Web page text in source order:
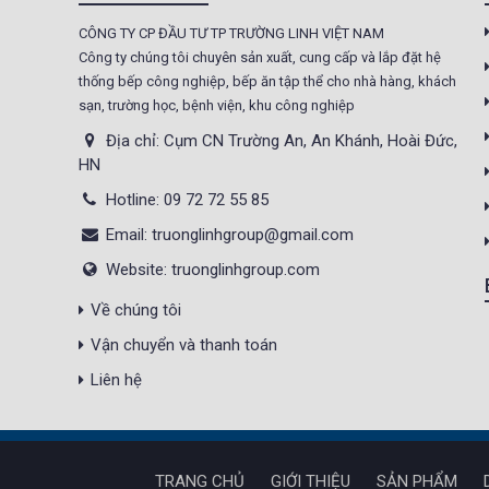
Tủ sấy công nghiệp
21.300.000 đ
20.500.000 đ
Không áp
dụng
Còn hàng
Nồi phở 30- 50- 70 Lít
Không áp
dụng
Còn hàng
GC1050
dụng
CÔNG TY CP ĐẦU TƯ TP TRƯỜNG LINH VIỆT NAM
Công ty chúng tôi chuyên sản xuất, cung cấp và lắp đặt hệ
thống bếp công nghiệp, bếp ăn tập thể cho nhà hàng, khách
sạn, trường học, bệnh viện, khu công nghiệp
Địa chỉ: Cụm CN Trường An, An Khánh, Hoài Đức,
HN
Hotline: 09 72 72 55 85
Email: truonglinhgroup@gmail.com
Website: truonglinhgroup.com
Về chúng tôi
Vận chuyển và thanh toán
Liên hệ
TRANG CHỦ GIỚI THIỆU SẢN PHẨM